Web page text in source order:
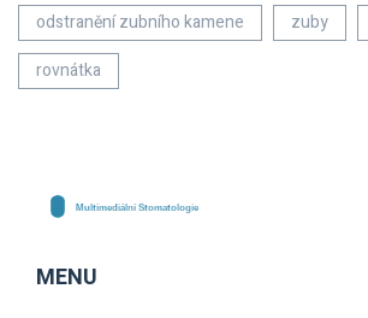
odstranění zubního kamene
zuby
rovnátka
MENU